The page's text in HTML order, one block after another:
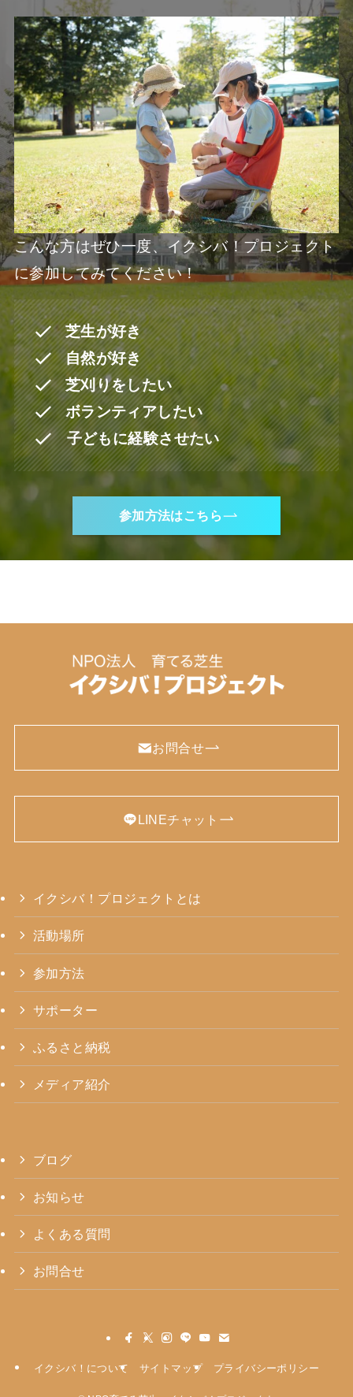
こんな方はぜひ一度、イクシバ！プロジェクト
に参加してみてください！
芝生が好き
自然が好き
芝刈りをしたい
ボランティアしたい
子どもに経験させたい
参加方法はこちら
お問合せ
LINEチャット
イクシバ！プロジェクトとは
活動場所
参加方法
サポーター
ふるさと納税
メディア紹介
ブログ
お知らせ
よくある質問
お問合せ
イクシバ！について サイトマップ プライバシーポリシー